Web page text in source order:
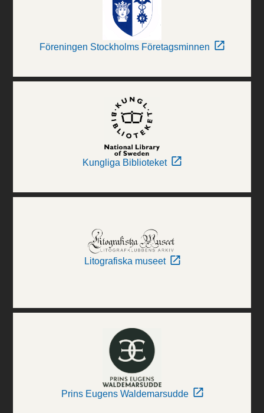
Föreningen Stockholms Företagsminnen
Kungliga Biblioteket
Litografiska museet
Prins Eugens Waldemarsudde